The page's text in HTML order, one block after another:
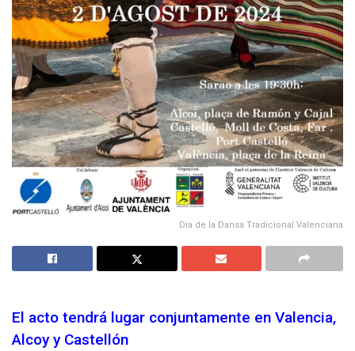
Dia de la Dansa Tradicional Valenciana
El acto tendrá lugar conjuntamente en Valencia,
Alcoy y Castellón